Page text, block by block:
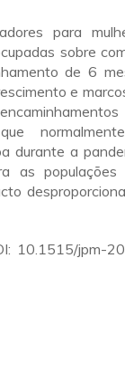
para
sobre
de 6
e
durante a
as populações
10.1515/jpm-